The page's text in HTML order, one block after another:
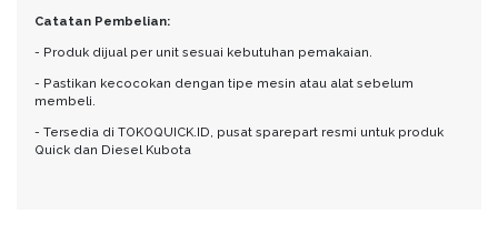
Catatan Pembelian:
- Produk dijual per unit sesuai kebutuhan pemakaian.
- Pastikan kecocokan dengan tipe mesin atau alat sebelum
membeli.
- Tersedia di TOKOQUICK.ID, pusat sparepart resmi untuk produk
Quick dan Diesel Kubota